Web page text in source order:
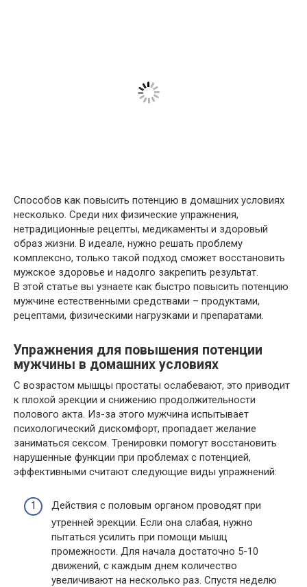
Способов как повысить потенцию в домашних условиях
несколько. Среди них физические упражнения,
нетрадиционные рецепты, медикаменты и здоровый
образ жизни. В идеале, нужно решать проблему
комплексно, только такой подход сможет восстановить
мужское здоровье и надолго закрепить результат.
В этой статье вы узнаете как быстро повысить потенцию
мужчине естественными средствами – продуктами,
рецептами, физическими нагрузками и препаратами.
Упражнения для повышения потенции
мужчины в домашних условиях
С возрастом мышцы простаты ослабевают, это приводит
к плохой эрекции и снижению продолжительности
полового акта. Из-за этого мужчина испытывает
психологический дискомфорт, пропадает желание
заниматься сексом. Тренировки помогут восстановить
нарушенные функции при проблемах с потенцией,
эффективными считают следующие виды упражнений:
Действия с половым органом проводят при
утренней эрекции. Если она слабая, нужно
пытаться усилить при помощи мышц
промежности. Для начала достаточно 5-10
движений, с каждым днем количество
увеличивают на несколько раз. Спустя неделю